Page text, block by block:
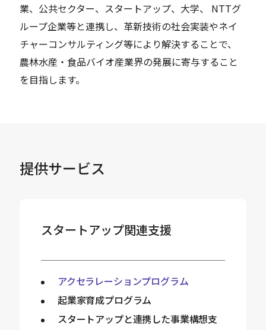
EN
JP
業、公共セクター、スタートアップ、大学、 NTTグ
ループ企業等と連携し、革新技術の社会実装やネイ
チャーコンサルティング等により解決することで、
農林水産・食品バイオ産業界の発展に寄与すること
を目指します。
提供サービス
スタートアップ関連支援
アクセラレーションプログラム
起業家育成プログラム
スタートアップと連携した事業構想支